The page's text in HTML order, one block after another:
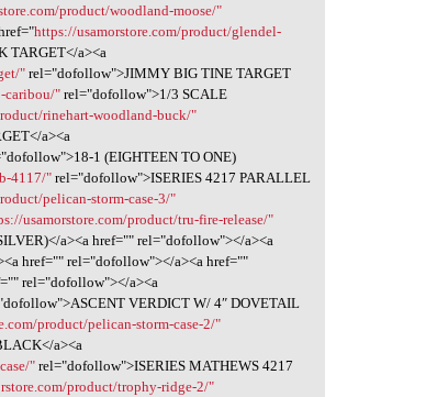
product/woodland-moose/"
https://usamorstore.com/product/glendel-
TARGET</a><a
" rel="dofollow">JIMMY BIG TINE TARGET
caribou/" rel="dofollow">1/3 SCALE
rinehart-woodland-buck/"
a><a
1 (EIGHTEEN TO ONE)
4117/" rel="dofollow">ISERIES 4217 PARALLEL
pelican-storm-case-3/"
usamorstore.com/product/tru-fire-release/"
a><a href="" rel="dofollow"></a><a
href="" rel="dofollow"></a><a href=""
rel="dofollow"></a><a
VERDICT W/ 4″ DOVETAIL
product/pelican-storm-case-2/"
a><a
" rel="dofollow">ISERIES MATHEWS 4217
product/trophy-ridge-2/"